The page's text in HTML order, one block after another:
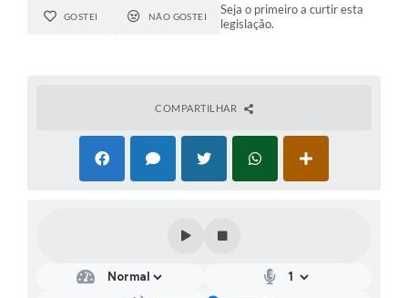
GOSTEI NÃO GOSTEI
Seja o primeiro a curtir esta
legislação.
COMPARTILHAR